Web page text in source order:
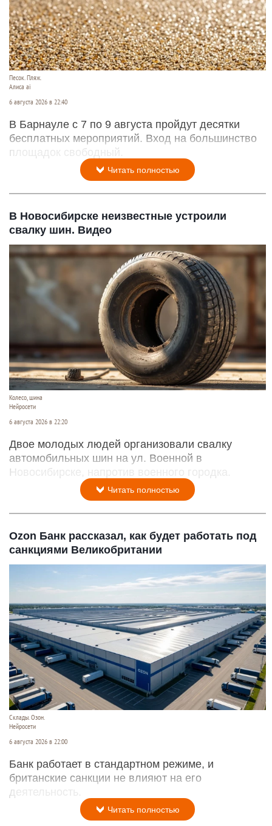
Песок. Пляж.
Алиса ai
6 августа 2026 в 22:40
В Барнауле с 7 по 9 августа пройдут десятки
бесплатных мероприятий. Вход на большинство
площадок свободный.
Читать полностью
В Новосибирске неизвестные устроили
свалку шин. Видео
Колесо, шина
Нейросети
6 августа 2026 в 22:20
Двое молодых людей организовали свалку
автомобильных шин на ул. Военной в
Новосибирске, напротив военного городка.
Читать полностью
Ozon Банк рассказал, как будет работать под
санкциями Великобритании
Склады. Озон.
Нейросети
6 августа 2026 в 22:00
Банк работает в стандартном режиме, и
британские санкции не влияют на его
деятельность.
Читать полностью